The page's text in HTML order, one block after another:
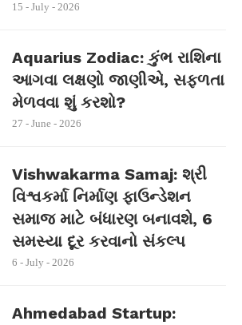
15 - July - 2026
Aquarius Zodiac: કુંભ રાશિના
આગવા લક્ષણો જાણીએ, સફળતા
મેળવવા શું કરશો?
27 - June - 2026
Vishwakarma Samaj: શ્રી
વિશ્વકર્મા નિર્માણ ફાઉન્ડેશન
સમાજ માટે બંધારણ બનાવશે, 6
સમસ્યા દૂર કરવાનો સંકલ્પ
6 - July - 2026
Ahmedabad Startup: